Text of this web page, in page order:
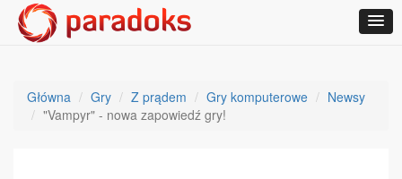
Główna Gry Z prądem Gry komputerowe
Newsy
"Vampyr" - nowa zapowiedź gry!